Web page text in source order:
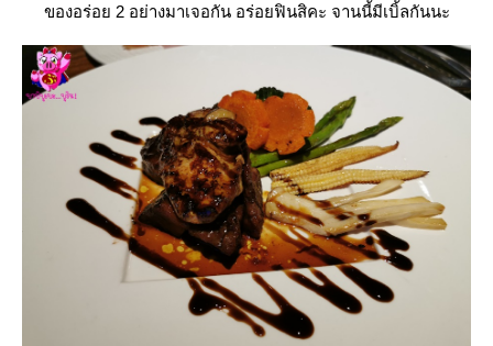
ของอร่อย 2 อย่างมาเจอกัน อร่อยฟินสิคะ จานนี้มีเบิ้ลกันนะ